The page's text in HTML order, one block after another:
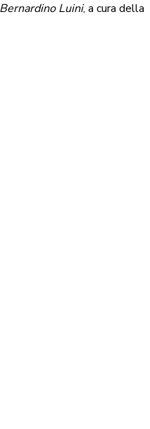
Luini, a cura della